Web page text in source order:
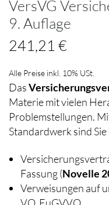
VersVG
9. Auflage
241,21 €
Alle Preise inkl. 10% USt.
Das
Materie mit vielen
Problemstellungen.
Standardwerk sind
Fassung (Novelle
Verweisungen auf